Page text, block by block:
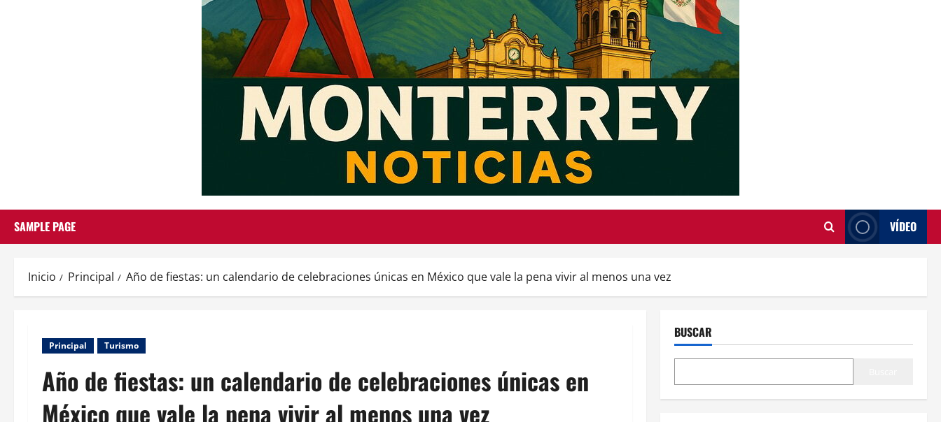
SAMPLE PAGE VÍDEO
Inicio Principal Año de fiestas: un calendario de celebraciones únicas en México que vale la pena vivir al menos una vez
Principal Turismo
Año de fiestas: un calendario de celebraciones únicas en
México que vale la pena vivir al menos una vez
BUSCAR